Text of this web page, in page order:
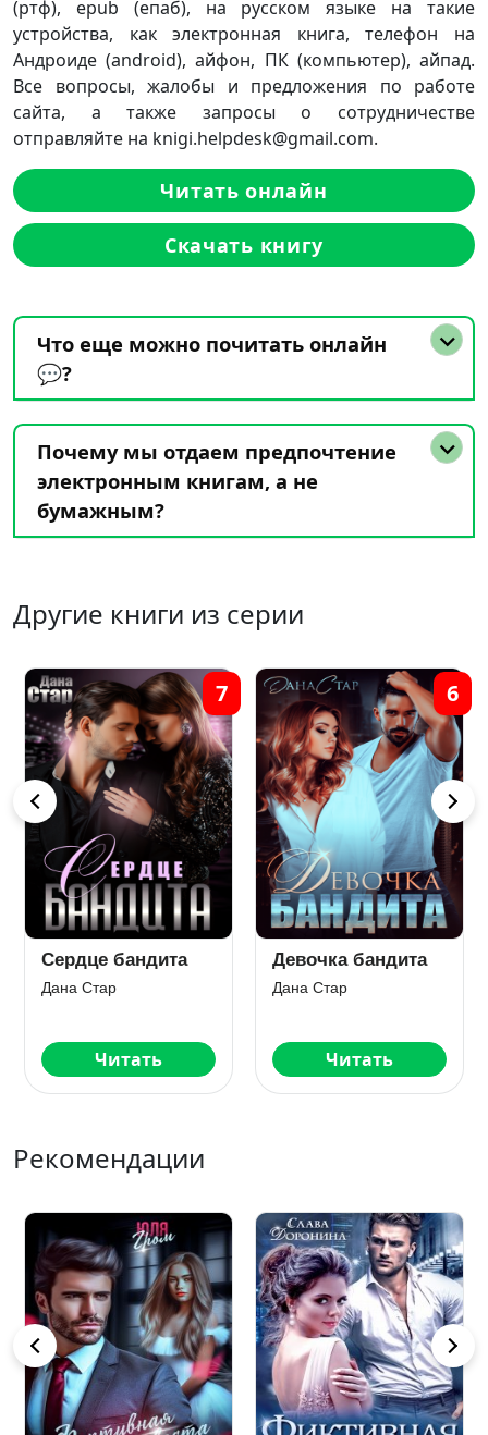
(ртф), epub (епаб), на русском языке на такие
устройства, как электронная книга, телефон на
Андроиде (android), айфон, ПК (компьютер), айпад.
Все вопросы, жалобы и предложения по работе
сайта, а также запросы о сотрудничестве
отправляйте на knigi.helpdesk@gmail.com.
Читать онлайн
Скачать книгу
Что еще можно почитать онлайн
💬?
Почему мы отдаем предпочтение
электронным книгам, а не
бумажным?
Другие книги из серии
Единственная для
бандита
Читать
5
Беременна от
бандита
Читать
4
Рекомендации